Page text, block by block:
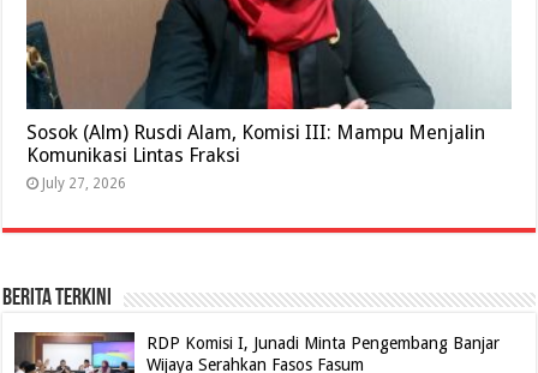
Sosok (Alm) Rusdi Alam, Komisi III: Mampu Menjalin
Komunikasi Lintas Fraksi
July 27, 2026
BERITA TERKINI
RDP Komisi I, Junadi Minta Pengembang Banjar
Wijaya Serahkan Fasos Fasum